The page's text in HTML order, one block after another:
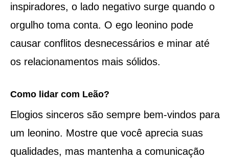
inspiradores, o lado negativo surge quando o
orgulho toma conta. O ego leonino pode
causar conflitos desnecessários e minar até
os relacionamentos mais sólidos.
Como lidar com Leão?
Elogios sinceros são sempre bem-vindos para
um leonino. Mostre que você aprecia suas
qualidades, mas mantenha a comunicação